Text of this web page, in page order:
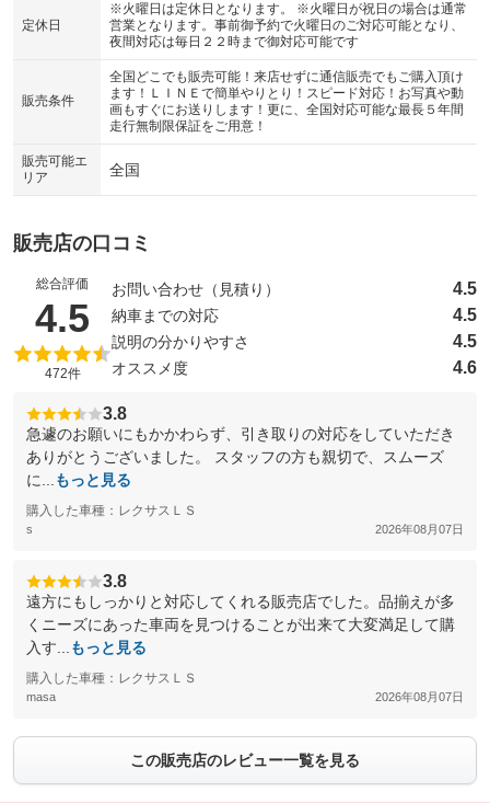
定休日
※火曜日は定休日となります。 ※火曜日が祝日の場合は通常
営業となります。事前御予約で火曜日のご対応可能となり、
夜間対応は毎日２２時まで御対応可能です
販売条件
全国どこでも販売可能！来店せずに通信販売でもご購入頂け
ます！ＬＩＮＥで簡単やりとり！スピード対応！お写真や動
画もすぐにお送りします！更に、全国対応可能な最長５年間
走行無制限保証をご用意！
販売可能エ
リア
全国
販売店の口コミ
総合評価
4.5 （5点満点中）
472件
お問い合わせ（見積り） 4.5
納車までの対応 4.5
説明の分かりやすさ 4.5
オススメ度 4.6
3.8
急遽のお願いにもかかわらず、引き取りの対応をしていただき
ありがとうございました。 スタッフの方も親切で、スムーズ
に...
もっと見る
購入した車種：レクサスＬＳ
s 2026年08月07日
3.8
遠方にもしっかりと対応してくれる販売店でした。品揃えが多
くニーズにあった車両を見つけることが出来て大変満足して購
入す...
もっと見る
購入した車種：レクサスＬＳ
masa 2026年08月07日
この販売店のレビュー一覧を見る